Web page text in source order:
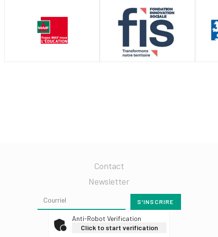
Contact
Newsletter
Anti-Robot Verification
Click to start verification